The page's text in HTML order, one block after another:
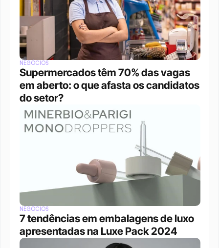
NEGÓCIOS
Supermercados têm 70% das vagas
em aberto: o que afasta os candidatos
do setor?
NEGÓCIOS
7 tendências em embalagens de luxo
apresentadas na Luxe Pack 2024